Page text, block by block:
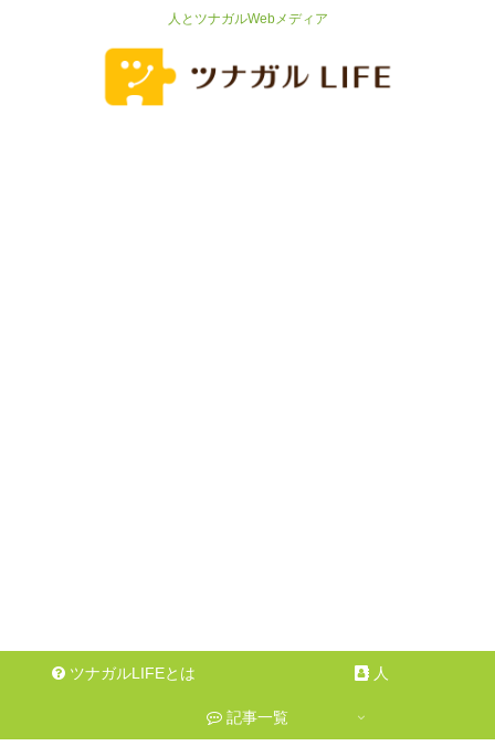
人とツナガルWebメディア
ツナガルLIFEとは 人
記事一覧